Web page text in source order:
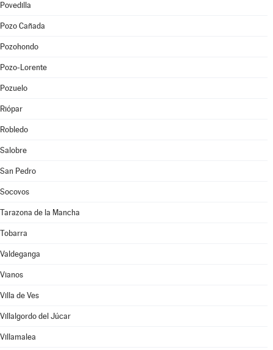
Povedilla
Pozo Cañada
Pozohondo
Pozo-Lorente
Pozuelo
Riópar
Robledo
Salobre
San Pedro
Socovos
Tarazona de la Mancha
Tobarra
Valdeganga
Vianos
Villa de Ves
Villalgordo del Júcar
Villamalea